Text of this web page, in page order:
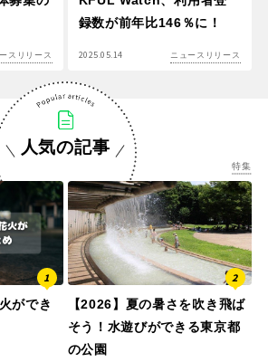
スリリース
録数が前年比146％に！
2025.05.14 ニュースリリース
人気の記事
ができ
特集
【2026】夏の暑さを吹き飛ば
そう！水遊びができる東京都
の公園